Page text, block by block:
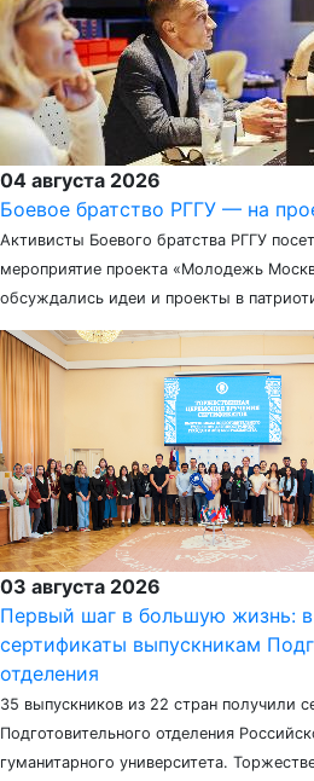
04 августа 2026
Боевое братство РГГУ — на
Активисты Боевого братства РГГУ
мероприятие проекта «Молодежь
обсуждались идеи и проекты в
03 августа 2026
Первый шаг в большую жизнь:
сертификаты выпускникам
отделения
35 выпускников из 22 стран получили
Подготовительного отделения
гуманитарного университета.